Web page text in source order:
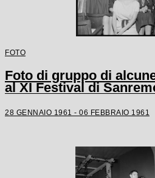
FOTO
Foto di gruppo di
al XI Festival di
28 GENNAIO 1961 - 06 FEBBRAIO 1961